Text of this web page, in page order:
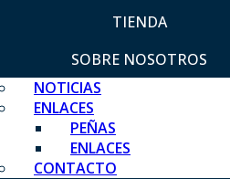
TIENDA
SOBRE NOSOTROS
NOTICIAS
ENLACES
PEÑAS
ENLACES
CONTACTO